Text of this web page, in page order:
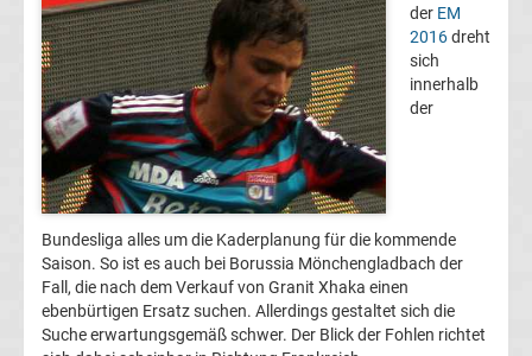
Pokal
Champions
League
Europa
League
Europa
der EM
2016dreht
sich
innerhalb
der
Bundesliga alles um die Kaderplanung für die kommende
Saison. So ist es auch bei Borussia Mönchengladbach der
Fall, die nach dem Verkauf von Granit Xhaka einen
ebenbürtigen Ersatz suchen. Allerdings gestaltet sich die
Suche erwartungsgemäß schwer. Der Blick der Fohlen richtet